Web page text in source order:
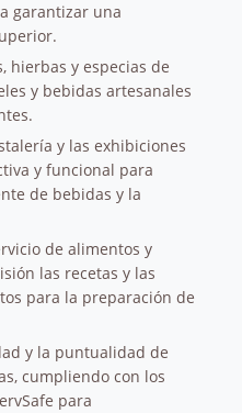
garantizar una
hierbas y especias de
y bebidas artesanales
y las exhibiciones
y funcional para
de bebidas y la
de alimentos y
las recetas y las
para la preparación de
y la puntualidad de
cumpliendo con los
para